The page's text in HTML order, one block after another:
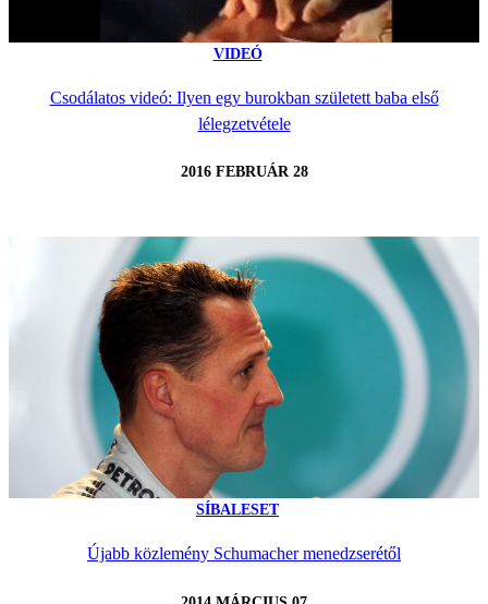
VIDEÓ
Csodálatos videó: Ilyen egy burokban született baba első
lélegzetvétele
2016 FEBRUÁR 28
SÍBALESET
Újabb közlemény Schumacher menedzserétől